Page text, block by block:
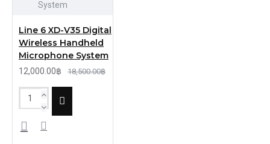
System
Line 6 XD-V35 Digital
Wireless Handheld
Microphone System
12,000.00฿ 18,500.00฿